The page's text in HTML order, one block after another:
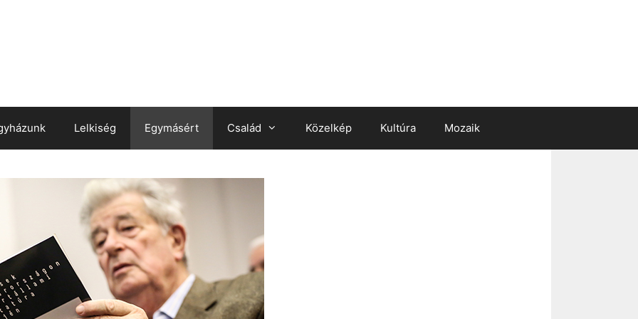
Lelkiség Egymásért Család Közelkép Kultúra Mozaik